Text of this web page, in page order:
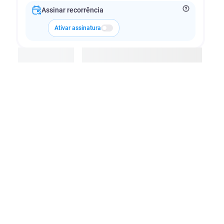
Assinar recorrência
Ativar assinatura